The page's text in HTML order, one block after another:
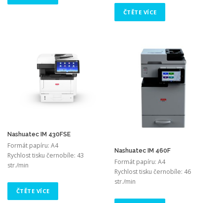
ČTĚTE VÍCE
Nashuatec IM 430FSE
Formát papíru: A4
Rychlost tisku černobíle: 43
str./min
ČTĚTE VÍCE
Nashuatec IM 460F
Formát papíru: A4
Rychlost tisku černobíle: 46
str./min